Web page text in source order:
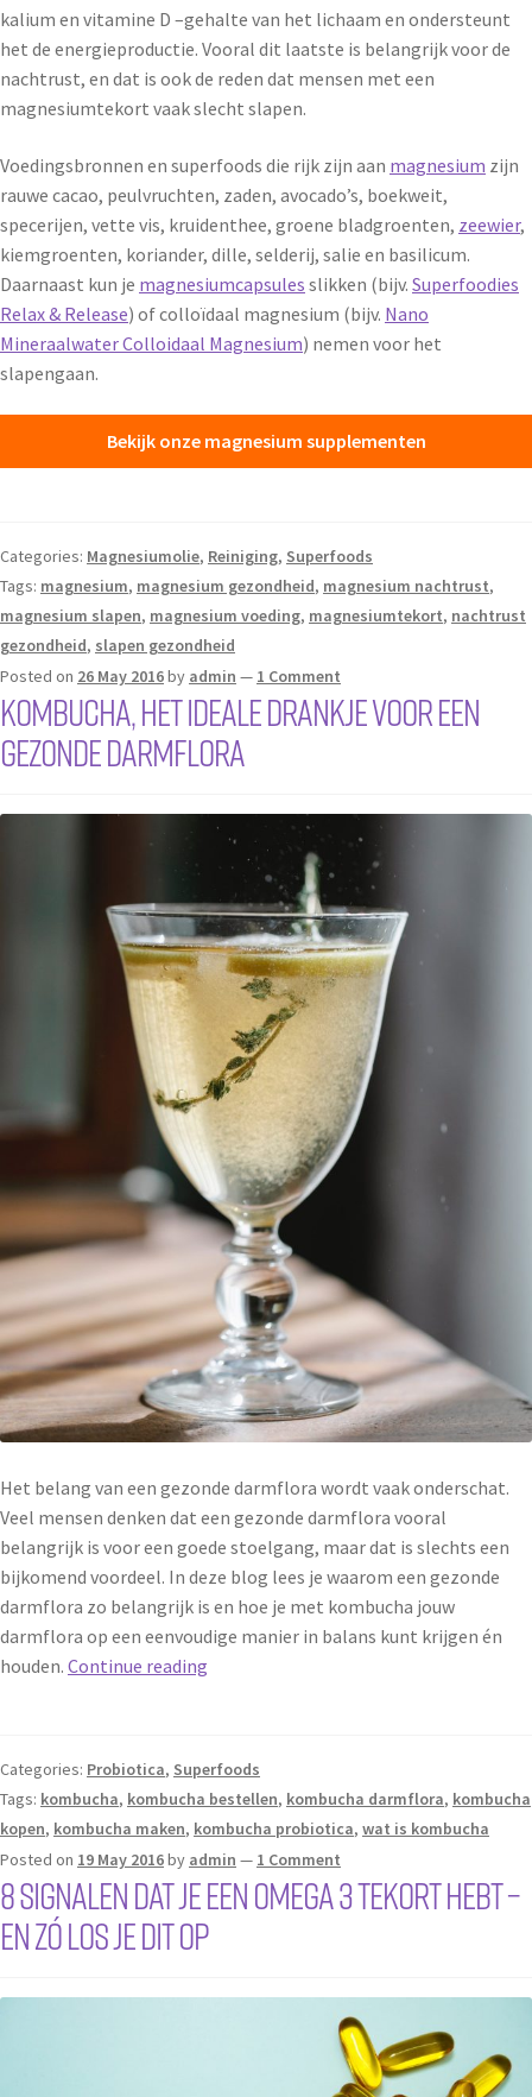
kalium en vitamine D –gehalte van het lichaam en ondersteunt
het de energieproductie. Vooral dit laatste is belangrijk voor de
nachtrust, en dat is ook de reden dat mensen met een
magnesiumtekort vaak slecht slapen.
Voedingsbronnen en superfoods die rijk zijn aan magnesium zijn
rauwe cacao, peulvruchten, zaden, avocado’s, boekweit,
specerijen, vette vis, kruidenthee, groene bladgroenten, zeewier,
kiemgroenten, koriander, dille, selderij, salie en basilicum.
Daarnaast kun je magnesiumcapsules slikken (bijv. Superfoodies
Relax & Release) of colloïdaal magnesium (bijv. Nano
Mineraalwater Colloidaal Magnesium) nemen voor het
slapengaan.
Bekijk onze magnesium supplementen
Categories: Magnesiumolie, Reiniging, Superfoods
Tags: magnesium, magnesium gezondheid, magnesium nachtrust,
magnesium slapen, magnesium voeding, magnesiumtekort, nachtrust
gezondheid, slapen gezondheid
Posted on 26 May 2016by admin — 1 Comment
Kombucha, het ideale drankje voor een
gezonde darmflora
Het belang van een gezonde darmflora wordt vaak onderschat.
Veel mensen denken dat een gezonde darmflora vooral
belangrijk is voor een goede stoelgang, maar dat is slechts een
bijkomend voordeel. In deze blog lees je waarom een gezonde
darmflora zo belangrijk is en hoe je met kombucha jouw
darmflora op een eenvoudige manier in balans kunt krijgen én
houden. Continue reading
Categories: Probiotica, Superfoods
Tags: kombucha, kombucha bestellen, kombucha darmflora, kombucha
kopen, kombucha maken, kombucha probiotica, wat is kombucha
Posted on 19 May 2016by admin — 1 Comment
8 signalen dat je een Omega 3 tekort hebt –
en zó los je dit op